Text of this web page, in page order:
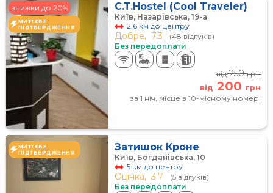
знижки до 20%
МИТТЄВЕ
ПІДТВЕРДЖЕННЯ
C.T.Hostel (Cool Traveler)
Київ, Назарівська, 19-а
2.6 км до центру
Добре, 7.3
(48 відгуків)
Без передоплати
від250грн
від 200 грн
за 1 ніч, місце в 10-місному номері
МИТТЄВЕ
ПІДТВЕРДЖЕННЯ
Затишок Кроне
Київ, Богданівська, 10
5 км до центру
Оцінка, 3.7
(5 відгуків)
Без передоплати